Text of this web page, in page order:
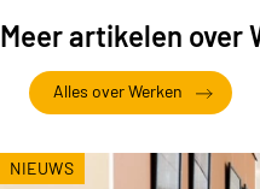
Meer artikelen over
Alles over Werken
NIEUWS